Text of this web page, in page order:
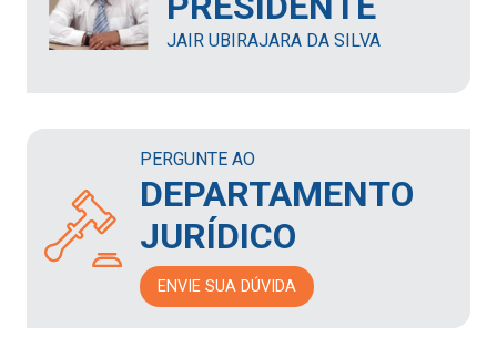
JAIR UBIRAJARA DA SILVA
PERGUNTE AO
DEPARTAMENTO
JURÍDICO
ENVIE SUA DÚVIDA